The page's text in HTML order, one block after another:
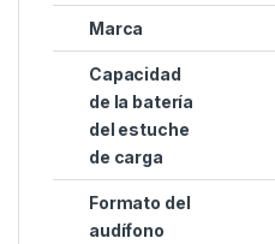
Marca
Capacidad
de la batería
del estuche
de carga
Formato del
audífono